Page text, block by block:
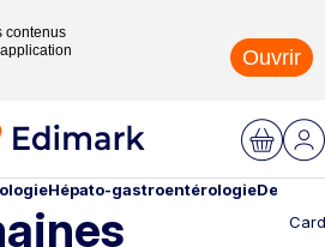
contenus
Ouvrir
Hépato-gastroentérologie